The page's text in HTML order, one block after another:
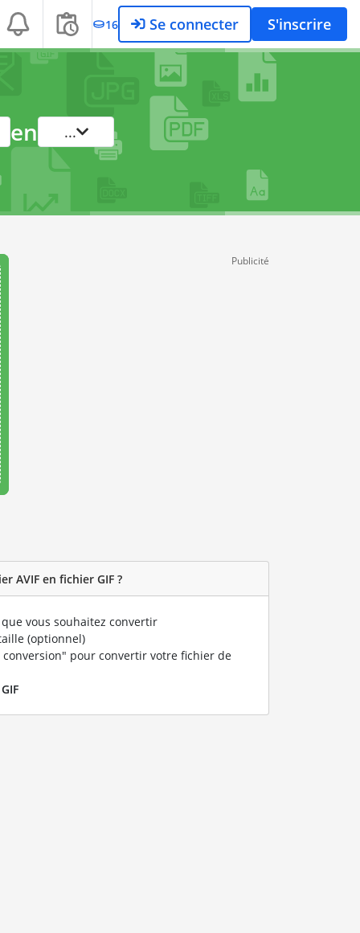
16 Se connecter S'inscrire
en ...
Publicité
AVIF en fichier GIF ?
que vous souhaitez convertir
(optionnel)
pour convertir votre fichier de
GIF